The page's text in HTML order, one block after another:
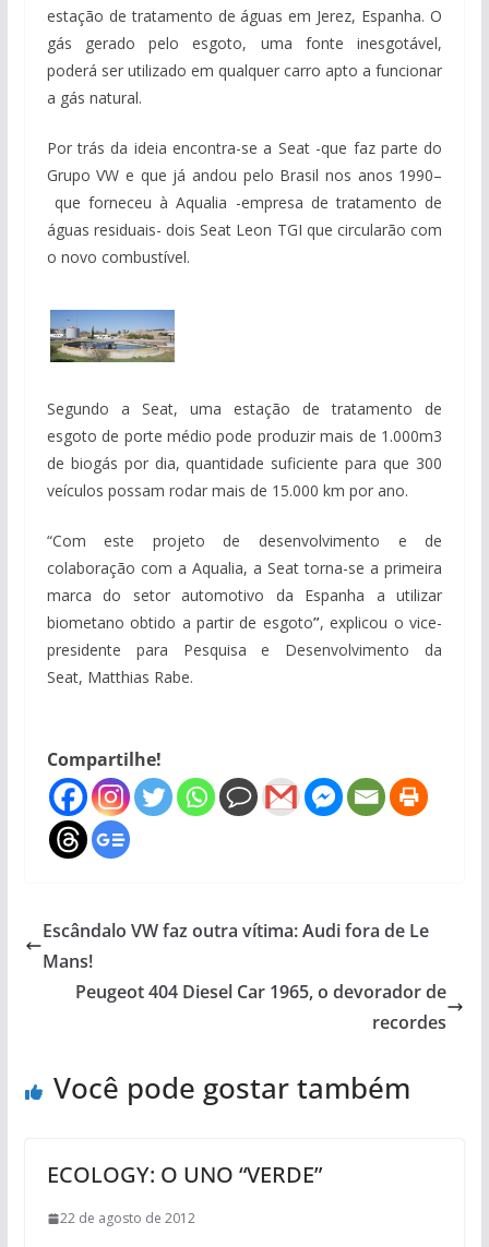
estação de tratamento de águas em Jerez, Espanha. O
gás gerado pelo esgoto, uma fonte inesgotável,
poderá ser utilizado em qualquer carro apto a funcionar
a gás natural.
Por trás da ideia encontra-se a Seat -que faz parte do
Grupo VW e que já andou pelo Brasil nos anos 1990–
que forneceu à Aqualia -empresa de tratamento de
águas residuais- dois Seat Leon TGI que circularão com
o novo combustível.
Segundo a Seat, uma estação de tratamento de
esgoto de porte médio pode produzir mais de 1.000m3
de biogás por dia, quantidade suficiente para que 300
veículos possam rodar mais de 15.000 km por ano.
“Com este projeto de desenvolvimento e de
colaboração com a Aqualia, a Seat torna-se a primeira
marca do setor automotivo da Espanha a utilizar
biometano obtido a partir de esgoto”, explicou o vice-
presidente para Pesquisa e Desenvolvimento da
Seat, Matthias Rabe.
Compartilhe!
Escândalo VW faz outra vítima: Audi fora de Le
Mans!
Peugeot 404 Diesel Car 1965, o devorador de
recordes
Você pode gostar também
ECOLOGY: O UNO “VERDE”
22 de agosto de 2012